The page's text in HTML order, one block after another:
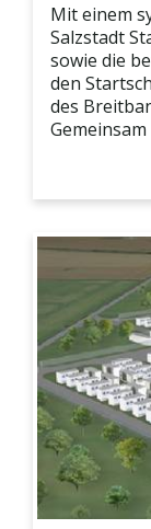
Mit einem
Salzstadt
sowie die
den
des
Gemeinsam